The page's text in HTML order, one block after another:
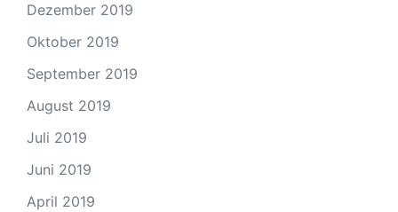
Dezember 2019
Oktober 2019
September 2019
August 2019
Juli 2019
Juni 2019
April 2019